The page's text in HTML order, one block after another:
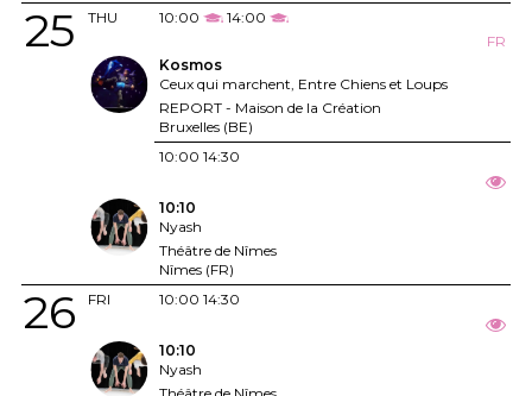
THU
25 10:00
14:00
FR
Kosmos
Ceux qui marchent, Entre Chiens et Loups
REPORT - Maison de la Création
Bruxelles (BE)
10:00 14:30
10:10
Nyash
Théâtre de Nîmes
Nîmes (FR)
FRI
26 10:00 14:30
10:10
Nyash